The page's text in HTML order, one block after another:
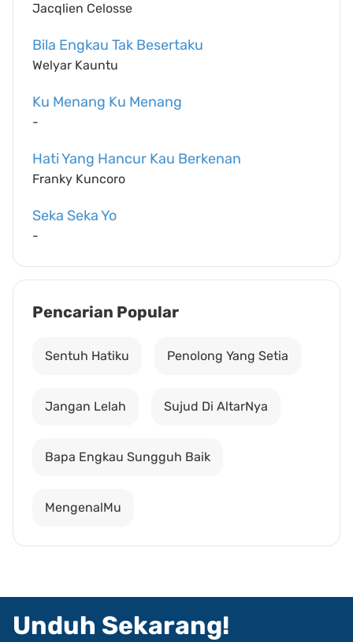
Jacqlien Celosse
Bila Engkau Tak Besertaku
Welyar Kauntu
Ku Menang Ku Menang
-
Hati Yang Hancur Kau Berkenan
Franky Kuncoro
Seka Seka Yo
-
Pencarian Popular
Sentuh Hatiku Penolong Yang Setia
Jangan Lelah Sujud Di AltarNya
Bapa Engkau Sungguh Baik
MengenalMu
Unduh Sekarang!